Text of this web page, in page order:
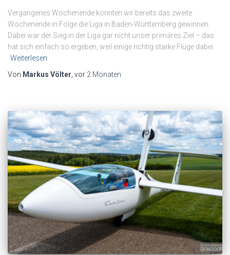
Vergangenes Wochenende konnten wir bereits das zweite
Wochenende in Folge die Liga in Baden-Württemberg gewinnen.
Dabei war der Sieg in der Liga gar nicht unser primäres Ziel – das
hat sich einfach so ergeben, weil einige richtig starke Flüge dabei
Weiterlesen
Von Markus Völter , vor 2 Monaten